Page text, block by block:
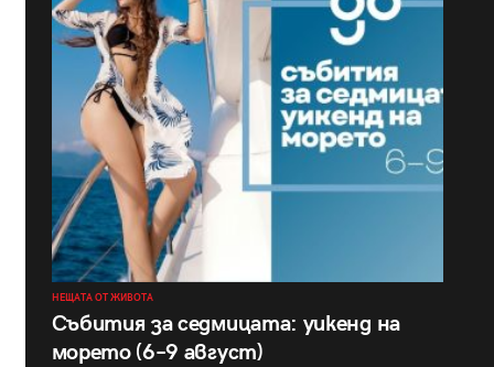
НЕЩАТА ОТ ЖИВОТА
Събития за седмицата: уикенд на
морето (6–9 август)